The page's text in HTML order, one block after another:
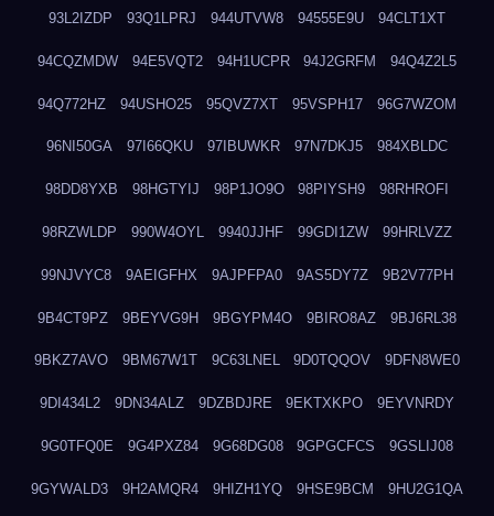
93L2IZDP 93Q1LPRJ 944UTVW8 94555E9U 94CLT1XT
94CQZMDW 94E5VQT2 94H1UCPR 94J2GRFM 94Q4Z2L5
94Q772HZ 94USHO25 95QVZ7XT 95VSPH17 96G7WZOM
96NI50GA 97I66QKU 97IBUWKR 97N7DKJ5 984XBLDC
98DD8YXB 98HGTYIJ 98P1JO9O 98PIYSH9 98RHROFI
98RZWLDP 990W4OYL 9940JJHF 99GDI1ZW 99HRLVZZ
99NJVYC8 9AEIGFHX 9AJPFPA0 9AS5DY7Z 9B2V77PH
9B4CT9PZ 9BEYVG9H 9BGYPM4O 9BIRO8AZ 9BJ6RL38
9BKZ7AVO 9BM67W1T 9C63LNEL 9D0TQQOV 9DFN8WE0
9DI434L2 9DN34ALZ 9DZBDJRE 9EKTXKPO 9EYVNRDY
9G0TFQ0E 9G4PXZ84 9G68DG08 9GPGCFCS 9GSLIJ08
9GYWALD3 9H2AMQR4 9HIZH1YQ 9HSE9BCM 9HU2G1QA